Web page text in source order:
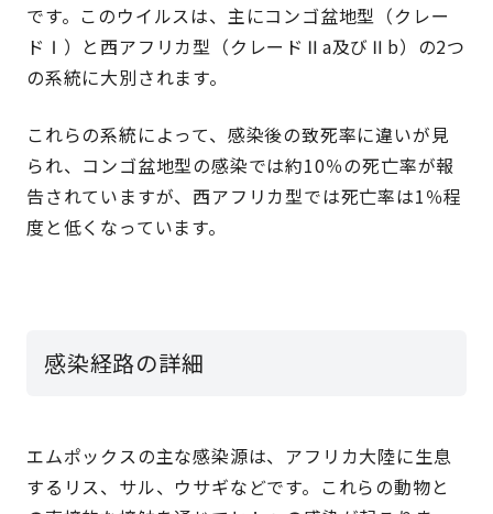
です。このウイルスは、主にコンゴ盆地型（クレー
ドⅠ）と西アフリカ型（クレードⅡa及びⅡb）の2つ
の系統に大別されます。
これらの系統によって、感染後の致死率に違いが見
られ、コンゴ盆地型の感染では約10％の死亡率が報
告されていますが、西アフリカ型では死亡率は1％程
度と低くなっています。
感染経路の詳細
エムポックスの主な感染源は、アフリカ大陸に生息
するリス、サル、ウサギなどです。これらの動物と